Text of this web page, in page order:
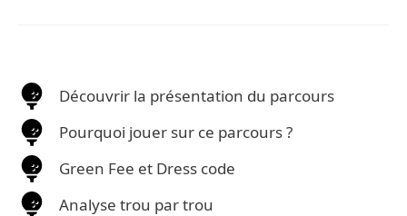
Découvrir la présentation du parcours
Pourquoi jouer sur ce parcours ?
Green Fee et Dress code
Analyse trou par trou